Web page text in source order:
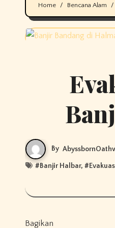
Home Bencana Alam
By
#Banjir Halbar, #
Bagikan